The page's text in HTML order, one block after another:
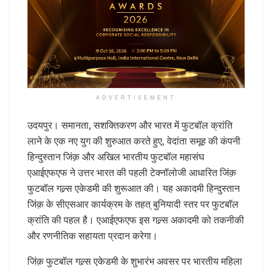
ADVERTISEMENT
उदयपुर। समानता, सशक्तिकरण और भारत में फुटबॉल क्रांति
लाने के एक नए युग की शुरुआत करते हुए, वेदांता समूह की कंपनी
हिन्दुस्तान जिंक़ और अखिल भारतीय फुटबॉल महासंघ
एआईएफएफ ने उत्तर भारत की पहली टेक्नॉलोजी आधारित जिंक़
फुटबॉल गल्र्स एकेडमी की शुरूआत की। यह अकादमी हिन्दुस्तान
जिंक़ के सीएसआर कार्यक्रम के तहत् बुनियादी स्तर पर फुटबॉल
क्रांति की पहल है। एआईएफएफ इस गल्र्स अकादमी को तकनीकी
और रणनीतिक सहायता प्रदान करेगा।
जिंक़ फुटबॉल गल्र्स एकेडमी के शुभारंभ अवसर पर भारतीय महिला